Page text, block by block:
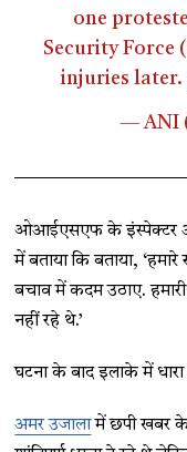
one
Security Force
injuries later.
— ANI
ओआईएसएफ के इंस्पेक्टर
में बताया कि बताया,
बचाव में कदम उठाए.
नहीं रहे थे.’
घटना के बाद इलाके में
अमर उजालामें छपी खबर के